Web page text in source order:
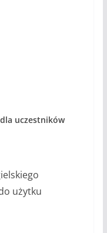
uczestników
użytku